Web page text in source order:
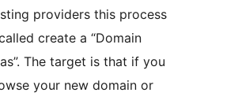
providers this process
create a “Domain
The target is that if you
your new domain or